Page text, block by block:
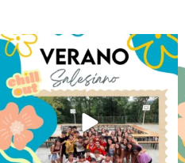
Los alumnos de 6º de Primaria, 1º y 2º
de la ESO...
145 2